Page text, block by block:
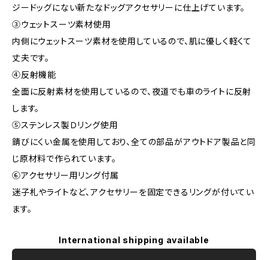
ジードッグにない新たなドッグアクセサリーに仕上げています。
③ウェットスーツ素材使用
内側にウェットスーツ素材を使用しているので、肌に優しく軽くて
丈夫です。
④反射機能
全面に反射素材を使用しているので、夜道でも車のライトに反射
します。
⑤ステンレス製Ｄリング使用
錆びにくい金属を使用しており、全ての部品がアウトドア製品と同
じ原材料で作られています。
⑥アクセサリー用リング付属
迷子札やライトなど、アクセサリーを固定できるリングが付いてい
ます。
International shipping available